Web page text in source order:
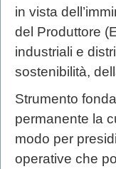
in vista
del Produttore
industriali e
sostenibilità,
Strumento
permanente la
modo per
operative che